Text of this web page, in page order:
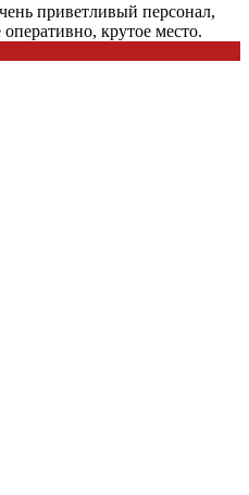
приветливый персонал,
крутое место.